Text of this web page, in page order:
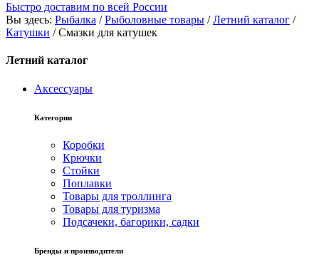
Быстро доставим по всей России
Вы здесь: Рыбалка /Рыболовные товары /Летний каталог /
Катушки /Смазки для катушек
Летний каталог
Аксессуары
Категории
Коробки
Крючки
Стойки
Поплавки
Товары для троллинга
Товары для туризма
Подсачеки, багорики, садки
Бренды и производители